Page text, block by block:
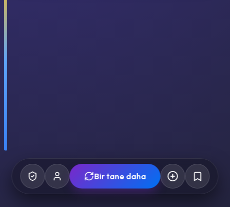
Bir tane daha